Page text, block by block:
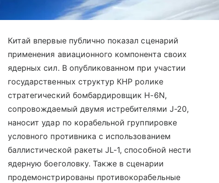
Китай впервые публично показал сценарий
применения авиационного компонента своих
ядерных сил. В опубликованном при участии
государственных структур КНР ролике
стратегический бомбардировщик H-6N,
сопровождаемый двумя истребителями J-20,
наносит удар по корабельной группировке
условного противника с использованием
баллистической ракеты JL-1, способной нести
ядерную боеголовку. Также в сценарии
продемонстрированы противокорабельные